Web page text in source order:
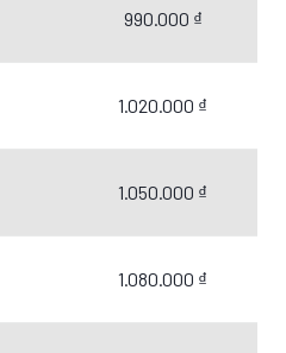
990.000 ₫
1.020.000 ₫
1.050.000 ₫
1.080.000 ₫